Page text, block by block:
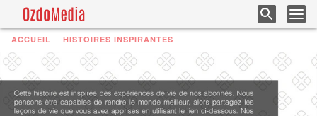
ACCUEIL HISTOIRES INSPIRANTES